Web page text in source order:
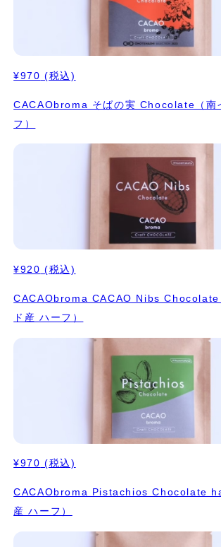
¥970 (税込)
CACAObroma そばの実 Chocolate（南
フ）
¥920 (税込)
CACAObroma CACAO Nibs Chocolate
ド産 ハーフ）
¥970 (税込)
CACAObroma Pistachios Chocolate
産 ハーフ）